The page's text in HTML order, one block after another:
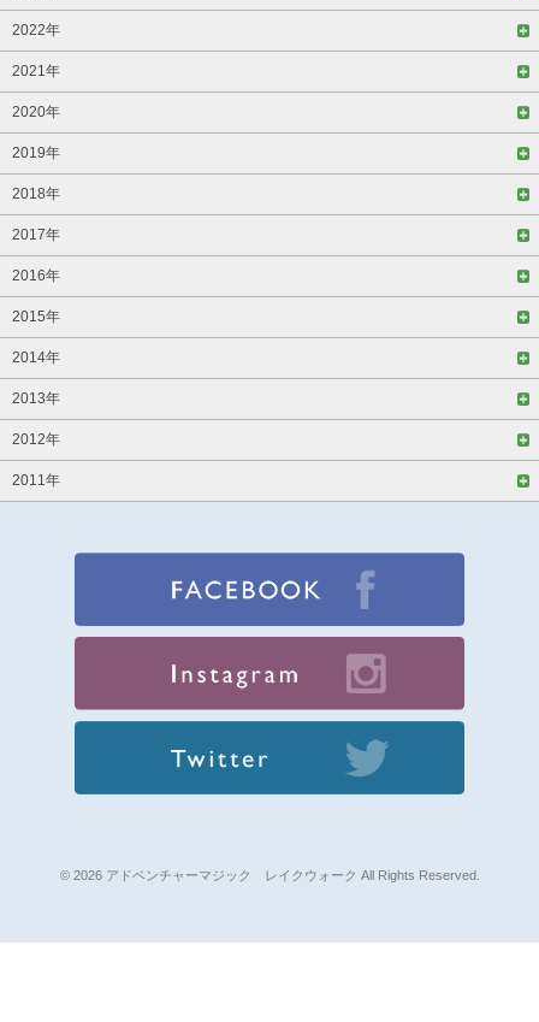
2022年
2021年
2020年
2019年
2018年
2017年
2016年
2015年
2014年
2013年
2012年
2011年
© 2026 アドベンチャーマジック レイクウォーク All Rights Reserved.